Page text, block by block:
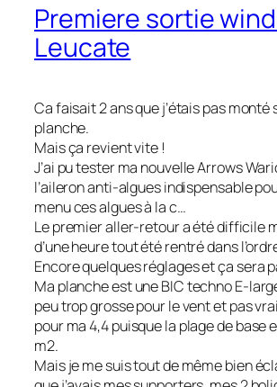
Premiere sortie
Leucate
Ca faisait 2 ans que j’étais pas monté
planche.
Mais ça revient vite !
J’ai pu tester ma nouvelle Arrows
l’aileron anti-algues indispensable
menu ces algues à la c…
Le premier aller-retour a été difficile
d’une heure tout été rentré dans
Encore quelques réglages et ça sera
Ma planche est une BIC techno E-
peu trop grosse pour le vent et pas
pour ma 4,4 puisque la plage de base
m2.
Mais je me suis tout de même bien